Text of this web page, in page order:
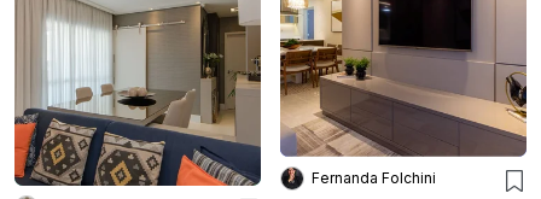
Fernanda Folchini